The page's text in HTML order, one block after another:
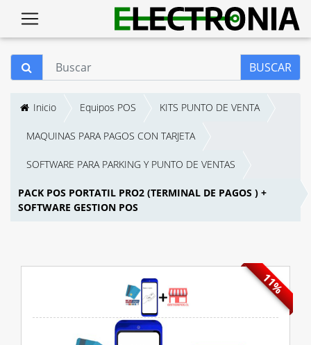
BUSCAR
Inicio Equipos POS KITS PUNTO DE VENTA
MAQUINAS PARA PAGOS CON TARJETA
SOFTWARE PARA PARKING Y PUNTO DE VENTAS
PACK POS PORTATIL PRO2 (TERMINAL DE PAGOS ) +
SOFTWARE GESTION POS
11%